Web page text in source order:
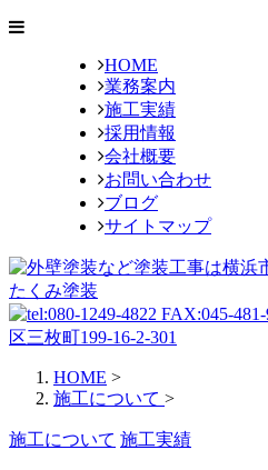
HOME
業務案内
施工実績
採用情報
会社概要
お問い合わせ
ブログ
サイトマップ
HOME >
施工について >
施工について 施工実績